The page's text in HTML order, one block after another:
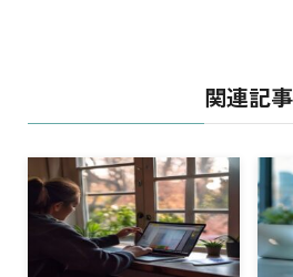
関連記事